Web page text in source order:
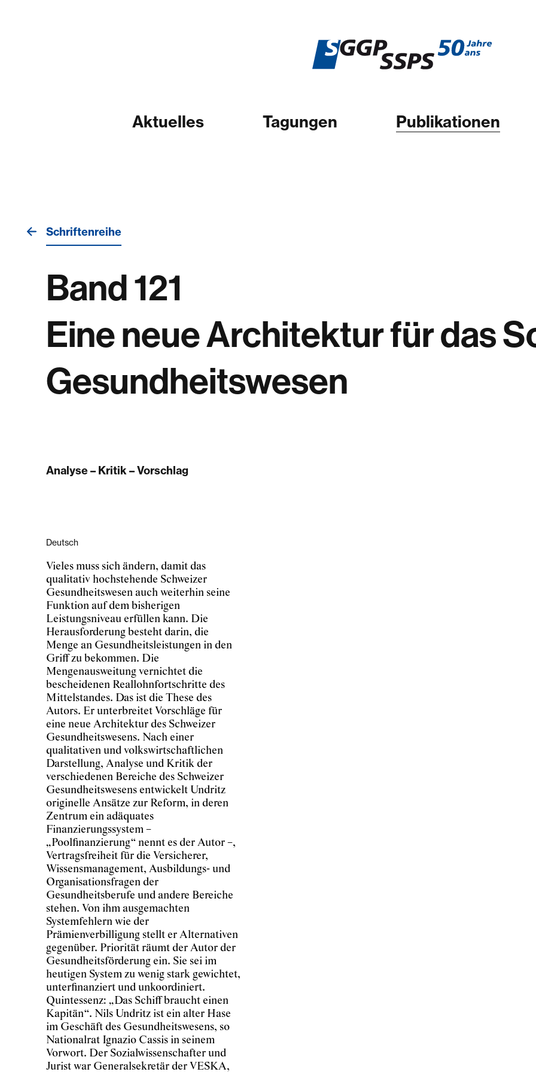
Aktuelles Tagungen Publikationen
Schriftenreihe
Band 121
Eine neue Architektur für das
Gesundheitswesen
Analyse – Kritik – Vorschlag
Deutsch
Vieles muss sich ändern, damit das
qualitativ hochstehende Schweizer
Gesundheitswesen auch weiterhin seine
Funktion auf dem bisherigen
Leistungsniveau erfüllen kann. Die
Herausforderung besteht darin, die
Menge an Gesundheitsleistungen in den
Griff zu bekommen. Die
Mengenausweitung vernichtet die
bescheidenen Reallohnfortschritte des
Mittelstandes. Das ist die These des
Autors. Er unterbreitet Vorschläge für
eine neue Architektur des Schweizer
Gesundheitswesens. Nach einer
qualitativen und volkswirtschaftlichen
Darstellung, Analyse und Kritik der
verschiedenen Bereiche des Schweizer
Gesundheitswesens entwickelt Undritz
originelle Ansätze zur Reform, in deren
Zentrum ein adäquates
Finanzierungssystem –
„Poolfinanzierung“ nennt es der Autor –,
Vertragsfreiheit für die Versicherer,
Wissensmanagement, Ausbildungs- und
Organisationsfragen der
Gesundheitsberufe und andere Bereiche
stehen. Von ihm ausgemachten
Systemfehlern wie der
Prämienverbilligung stellt er Alternativen
gegenüber. Priorität räumt der Autor der
Gesundheitsförderung ein. Sie sei im
heutigen System zu wenig stark gewichtet,
unterfinanziert und unkoordiniert.
Quintessenz: „Das Schiff braucht einen
Kapitän“. Nils Undritz ist ein alter Hase
im Geschäft des Gesundheitswesens, so
Nationalrat Ignazio Cassis in seinem
Vorwort. Der Sozialwissenschafter und
Jurist war Generalsekretär der VESKA,